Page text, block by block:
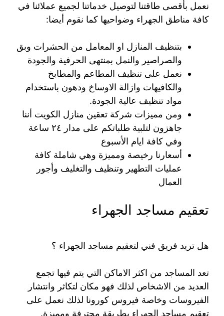
نعمل بأقصى طاقتنا لتوصيل خدماتنا لجميع عملائنا في
كافة مناطق الجهراء وضواحيها كما نقوم أيضا:
بتنظيف المنازل او المعامل من الحشرات وبق
والصراصير والنمل بمنتهى الحرفية والجودة
نعمل على تنظيف المطاعم والمطابخ
والكافيهات وازالة الاوساخ ودهون باستخدام
مواد تنظيف عالية الجودة.
ومن مميزات شركة تعقين منازل الكويت أننا
جاهزون لتلبية طلباتكم على مدار ٢٤ ساعة
وفي كافة ايام الأسبوع
أسعارنا رخيصة ومميزة وهي شاملة كافة
عمليات التطهير وتنظيف والتغليف وأجور
العمال
تعقيم مساجد الجهراء
هل تريد فريق فني لتعقيم مساجد الجهراء ؟
تعد المساجد من اكثر الاماكن التي يتم فيها تجمع
العديد من الاشخاص لذلك فهو مكان لتكاثر وانتشار
الفيروسات وخاصة فيروس كورونا لذلك نعمل على
تعقيم مساجد الجهراء بطريقة محترفة ومميزة.